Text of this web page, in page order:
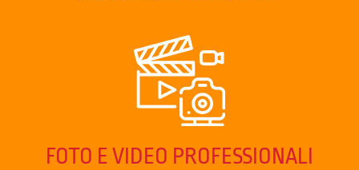
FOTO E VIDEO PROFESSIONALI